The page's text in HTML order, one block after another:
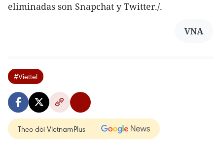
eliminadas son Snapchat y Twitter./.
VNA
#Viettel
Theo dõi VietnamPlus